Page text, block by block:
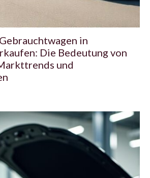
in
Die Bedeutung von
und